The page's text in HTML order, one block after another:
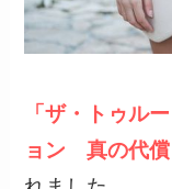
「ザ・トゥル
ョン 真の代償